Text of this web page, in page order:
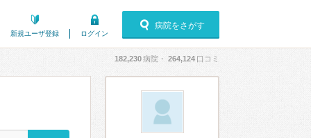
新規ユーザ登録 ログイン
病院をさがす
182,230病院・ 264,124 口コミ